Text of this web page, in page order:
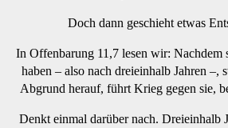
Doch dann geschieht etwas
In Offenbarung 11,7 lesen wir: Nachdem
haben – also nach dreieinhalb Jahren –,
Abgrund herauf, führt Krieg gegen sie,
Denkt einmal darüber nach. Dreieinhalb